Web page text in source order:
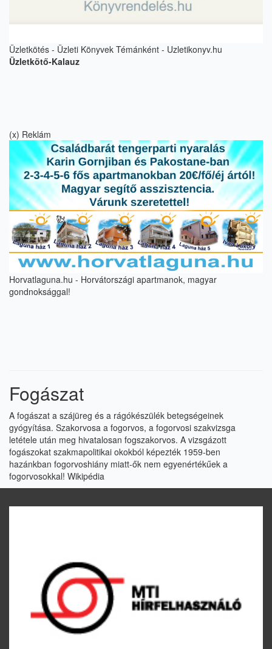
Üzletkötés - Üzleti Könyvek Témánként - Uzletikonyv.hu
Üzletkötő-Kalauz
(x) Reklám
Horvatlaguna.hu - Horvátországi apartmanok, magyar
gondnoksággal!
Fogászat
A fogászat a szájüreg és a rágókészülék betegségeinek
gyógyítása. Szakorvosa a fogorvos, a fogorvosi szakvizsga
letétele után meg hivatalosan fogszakorvos. A vizsgázott
fogászokat szakmapolitikai okokból képezték 1959-ben
hazánkban fogorvoshiány miatt-ők nem egyenértékűek a
fogorvosokkal! Wikipédia